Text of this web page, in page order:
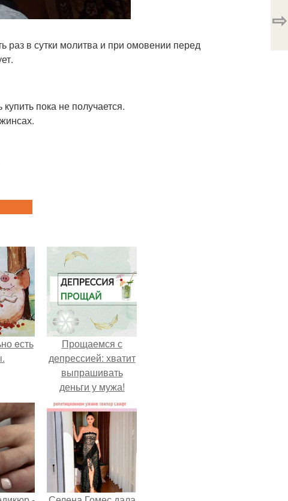
раз в сутки молитва и при омовении перед
пока не получается.
⇨
eсть
Прощаемся с
депрессией: хватит
выпрашивать
деньги у мужа!